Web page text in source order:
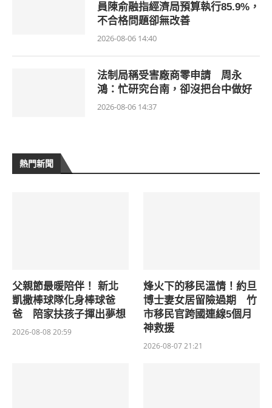
員陳俞融指經濟局預算執行85.9%，
不合格問題卻無改善
2026-08-06 14:40
法制局稱受害廠商零申請 周永
鴻：忙研究台南，卻沒把台中做好
2026-08-06 14:37
熱門新聞
父親節最暖陪伴！ 新北
凱撒棒球隊化身棒球爸
爸 陪家扶孩子揮出夢想
2026-08-08 20:59
烽火下的移民溫情！約旦
博士妻女居留險過期 竹
市移民官跨國連線5個月
神救援
2026-08-07 21:21